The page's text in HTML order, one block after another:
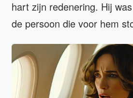
hart zijn redenering. Hij
de persoon die voor hem